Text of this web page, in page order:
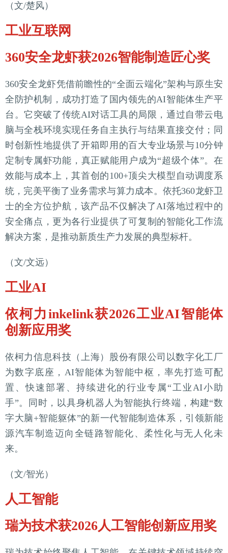
（文/楚风）
工业互联网
360安全龙虾获2026智能制造匠心奖
360安全龙虾凭借前瞻性的“全面云端化”架构与原生安
全防护机制，成功打造了国内领先的AI智能体生产平
台。它突破了传统AI对话工具的局限，通过自带云电
脑与全栈环境实现任务自主执行与结果直接交付；同
时创新性地提供了开箱即用的百大专业场景与10分钟
定制专属虾功能，真正赋能用户成为“超级个体”。在
效能与成本上，其首创的100+顶尖大模型自动调度系
统，完美平衡了业务需求与算力成本。依托360龙虾卫
士的全方位护航，该产品不仅解决了AI落地过程中的
安全痛点，更为各行业提供了可复制的智能化工作流
解决方案，是推动新质生产力发展的典型标杆。
（文/文远）
工业AI
依柯力inkelink获2026工业AI智能体
创新应用奖
依柯力信息科技（上海）股份有限公司以数字化工厂
为数字底座，AI智能体为智能中枢，率先打造可配
置、快速部署、持续进化的行业专属“工业AI小助
手”。同时，以具身机器人为智能执行终端，构建“数
字大脑+智能躯体”的新一代智能制造体系，引领新能
源汽车制造迈向全链路智能化、柔性化与无人化未
来。
（文/智光）
人工智能
瑞为技术获2026人工智能创新应用奖